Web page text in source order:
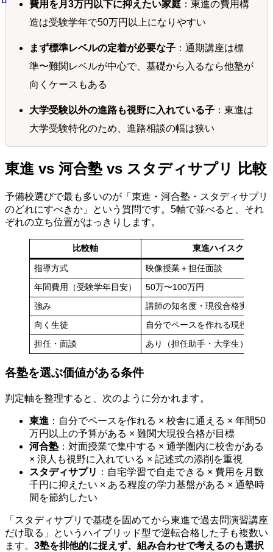
費用を月3万円以下に抑えたい家庭：東進の費用構
造は受験学年で50万円以上になりやすい
まず標準レベルの定着が必要な子：通期講座は標
準〜難関レベルが中心で、基礎から入るなら他塾が
向くケースもある
大学受験以外の進路も視野に入れている子：東進は
大学受験特化のため、進路相談の幅は狭い
東進 vs 河合塾 vs スタディサプリ 比較
予備校選びで最も多いのが「東進・河合塾・スタディサプリ
のどれにすべきか」という質問です。5軸で並べると、それ
ぞれの立ち位置がはっきりします。
比較軸 東進ハイスクール
指導方式 映像授業＋担任面談
年間費用（受験学年目安） 50万〜100万円
強み 講師の知名度・現役合格実績・
向く生徒 自分でペースを作れる現役生
担任・面談 あり（担任助手・大学生）
各塾を選ぶ価値がある条件
判定軸を整理すると、次のように分かれます。
東進 ：自分でペースを作れる × 校舎に通える × 年間50
万円以上の予算がある × 難関大現役合格が目標
河合塾 ：対面授業で集中する × 通学圏内に校舎がある
× 浪人も視野に入れている × 記述式の添削を重視
スタディサプリ ：自宅学習で自走できる × 費用を月数
千円に抑えたい × ある程度の学力基盤がある × 通塾時
間を節約したい
「スタディサプリで基礎を固めてから東進で過去問演習講座
だけ取る」というハイブリッド型で逆転合格した子も複数い
ます。 3塾を排他的に捉えず、組み合わせで考えるのも選択